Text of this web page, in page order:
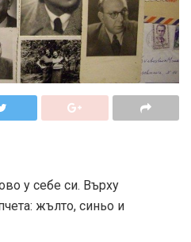
у себе си. Върху
жълто, синьо и